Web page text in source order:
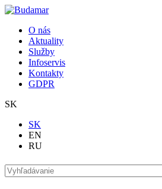
Skočiť na hlavný obsah
O nás
Aktuality
Služby
Infoservis
Kontakty
GDPR
SK
SK
EN
RU
Vyhľadávanie
Vyhľadávanie